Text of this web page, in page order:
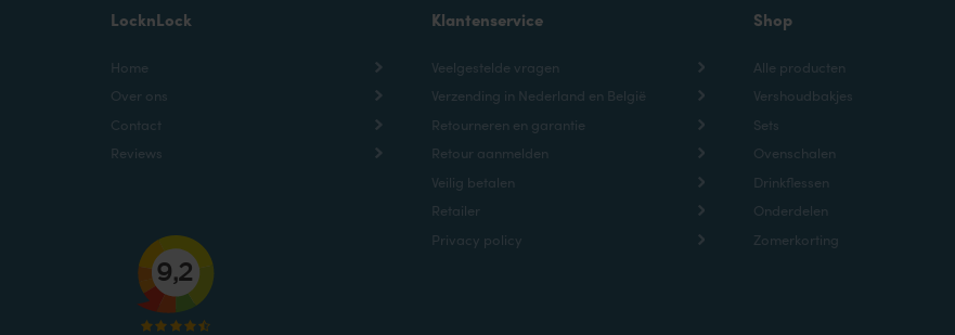
LocknLock
Home
Over ons
Contact
Reviews
Klantenservice
Veelgestelde vragen
Verzending in Nederland en België
Retourneren en garantie
Retour aanmelden
Veilig betalen
Retailer
Privacy policy
Shop
Alle producten
Vershoudbakjes
Sets
Ovenschalen
Drinkflessen
Onderdelen
Zomerkorting